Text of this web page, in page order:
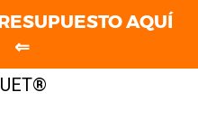
AQUÍ
⇐